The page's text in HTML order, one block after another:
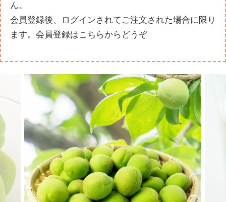
ん。
会員登録後、ログインされてご注文された場合に限り
ます。 会員登録はこちらからどうぞ